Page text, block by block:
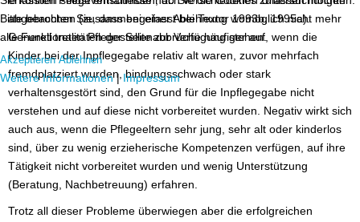
abgebrochen (zusammengefasst bei Textor 1993b, 1995a).
Generell treten Pflegestellenabbrüche häufiger auf, wenn die
Kinder bei der Inpflegegabe relativ alt waren, zuvor mehrfach
fremdplatziert wurden, bindungsschwach oder stark
verhaltensgestört sind, den Grund für die Inpflegegabe nicht
verstehen und auf diese nicht vorbereitet wurden. Negativ wirkt sich
auch aus, wenn die Pflegeeltern sehr jung, sehr alt oder kinderlos
sind, über zu wenig erzieherische Kompetenzen verfügen, auf ihre
Tätigkeit nicht vorbereitet wurden und wenig Unterstützung
(Beratung, Nachbetreuung) erfahren.
Trotz all dieser Probleme überwiegen aber die erfolgreichen
Bitte beachten Sie, dass bei einer Ablehnung womöglich nicht mehr
alle Funktionalitäten der Seite zur Verfügung stehen.
Akzeptieren Ablehnen
Weitere Informationen|Impressum